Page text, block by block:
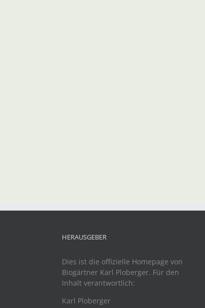
HERAUSGEBER
Dies ist die offizielle Homepage von
Biogärtner Karl Ploberger. Für den
Inhalt verantwortlich:
Karl Ploberger